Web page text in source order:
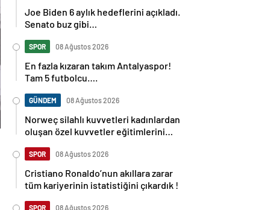
Joe Biden 6 aylık hedeflerini açıkladı.
Senato buz gibi…
SPOR 08 Ağustos 2026
En fazla kızaran takım Antalyaspor!
Tam 5 futbolcu….
GÜNDEM 08 Ağustos 2026
Norweç silahlı kuvvetleri kadınlardan
oluşan özel kuvvetler eğitimlerini
SPOR 08 Ağustos 2026
Cristiano Ronaldo’nun akıllara zarar
tüm kariyerinin istatistiğini çıkardık !
SPOR 08 Ağustos 2026